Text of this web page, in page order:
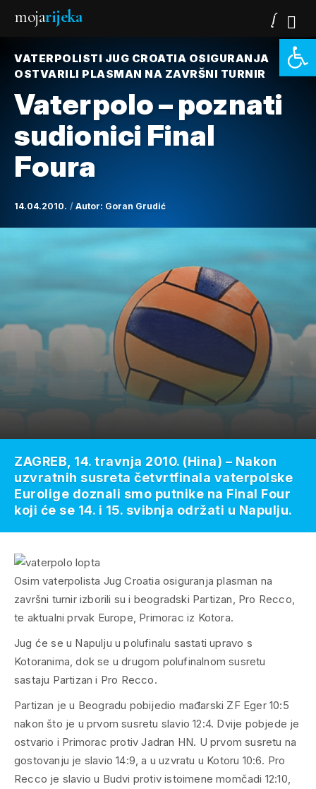
mojarijeka
VATERPOLISTI JUG CROATIA OSIGURANJA
OSTVARILI PLASMAN NA ZAVRŠNI TURNIR
Vaterpolo – poznati
sudionici Final
Foura
14.04.2010. Autor: Goran Grudić
Osim vaterpolista Jug Croatia osiguranja plasman na
završni turnir izborili su i beogradski Partizan, Pro Recco,
te aktualni prvak Europe, Primorac iz Kotora.
Jug će se u Napulju u polufinalu sastati upravo s
Kotoranima, dok se u drugom polufinalnom susretu
sastaju Partizan i Pro Recco.
Partizan je u Beogradu pobijedio mađarski ZF Eger 10:5
nakon što je u prvom susretu slavio 12:4. Dvije pobjede je
ostvario i Primorac protiv Jadran HN. U prvom susretu na
gostovanju je slavio 14:9, a u uzvratu u Kotoru 10:6. Pro
Recco je slavio u Budvi protiv istoimene momčadi 12:10,
ZAGREB, 14. travnja 2010. (Hina) – Nakon
uzvratnih susreta četvrtfinala vaterpolske
Eurolige doznali smo putnike na Final Four
koji će se 14. i 15. svibnja održati u Napulju.